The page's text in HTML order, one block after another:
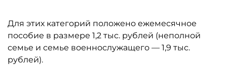
Для этих категорий положено ежемесячное
пособие в размере 1,2 тыс. рублей (неполной
семье и семье военнослужащего — 1,9 тыс.
рублей).